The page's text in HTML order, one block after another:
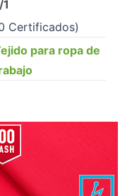
Certificados)
para ropa de